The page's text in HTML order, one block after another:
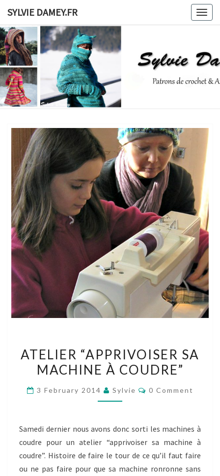
content
SYLVIE DAMEY.FR
SYLVIE
De
Crochet
Ateliers
“APPRIVOISER
SA
À
ATELIER “APPRIVOISER SA
MACHINE À COUDRE”
3 February 2014 Sylvie Comments
0 Comment
Samedi dernier nous avons donc sorti les machines à
coudre pour un atelier “apprivoiser sa machine à
coudre”. Histoire de faire le tour de ce qu’il faut faire
ou ne pas faire pour que sa machine ronronne sans